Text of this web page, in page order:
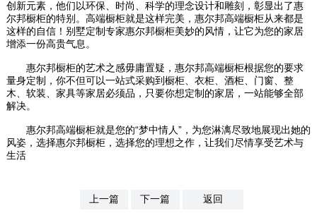
创新元素，他们以环保、时尚、科学的理念设计和雕刻，彰显出了惠
尔邦橱柜的特别。高端橱柜就是这样完美，惠尔邦高端橱柜从来都是
这样的自信！别墅定制专家惠尔邦橱柜美妙的风情，让它为您的家居
增添一份高贵气息。
惠尔邦橱柜的艺术之感毋庸置疑，惠尔邦高端橱柜根据您的要求
量身定制，你不但可以一站式采购到橱柜、衣柜、酒柜、门窗、整
木、软装、家具等家居必须品，只要你想定制的家居，一站能够全部
解决。
惠尔邦高端橱柜就是您的“梦中情人”，为您淋漓尽致地展现出她的
风姿，选择惠尔邦橱柜，选择您的理想之作，让我们尽情享受艺术与
生活
上一篇 下一篇 返回